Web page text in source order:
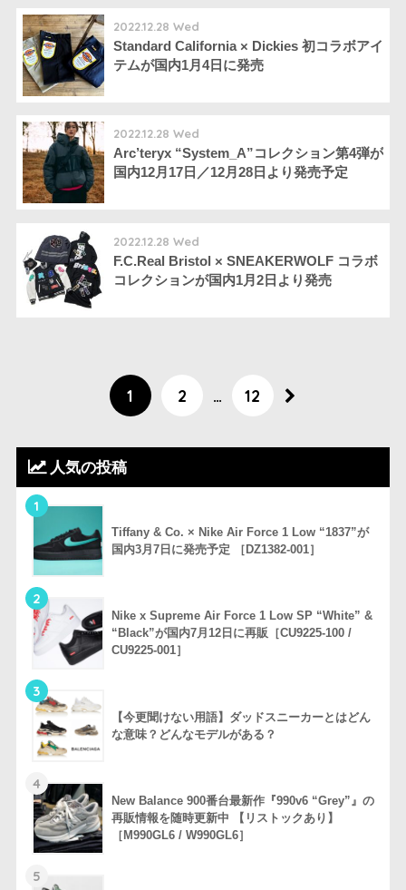
2022.12.28 Wed
Standard California × Dickies 初コラボアイ
テムが国内1月4日に発売
2022.12.28 Wed
Arc’teryx “System_A”コレクション第4弾が
国内12月17日／12月28日より発売予定
2022.12.28 Wed
F.C.Real Bristol × SNEAKERWOLF コラボ
コレクションが国内1月2日より発売
1 2 … 12
人気の投稿
1
Tiffany & Co. × Nike Air Force 1 Low “1837”が
国内3月7日に発売予定 ［DZ1382-001］
2
Nike x Supreme Air Force 1 Low SP “White” &
“Black”が国内7月12日に再販［CU9225-100 /
CU9225-001］
3
【今更聞けない用語】ダッドスニーカーとはどん
な意味？どんなモデルがある？
4
New Balance 900番台最新作『990v6 “Grey”』の
再販情報を随時更新中 【リストックあり】
［M990GL6 / W990GL6］
5